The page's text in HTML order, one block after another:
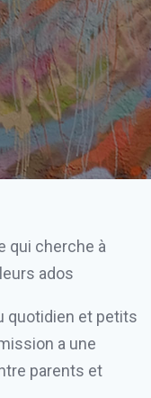
qui cherche à
ados
quotidien et petits
a une
parents et